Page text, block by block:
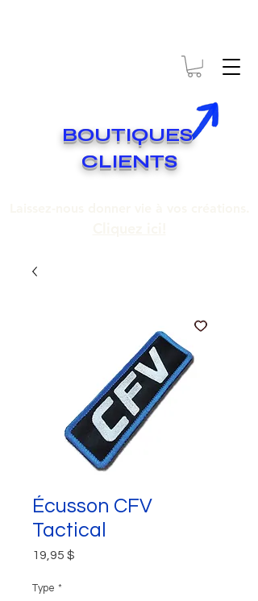
BOUTIQUES
CLIENTS
Écusson CFV
Tactical
19,95 $
Type *